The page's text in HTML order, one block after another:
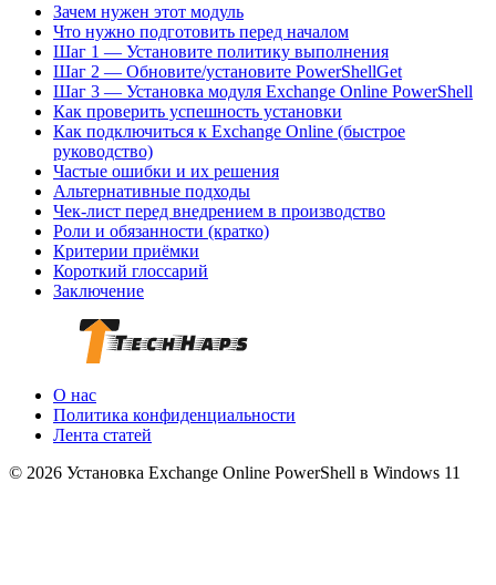
Зачем нужен этот модуль
Что нужно подготовить перед началом
Шаг 1 — Установите политику выполнения
Шаг 2 — Обновите/установите PowerShellGet
Шаг 3 — Установка модуля Exchange Online PowerShell
Как проверить успешность установки
Как подключиться к Exchange Online (быстрое
руководство)
Частые ошибки и их решения
Альтернативные подходы
Чек-лист перед внедрением в производство
Роли и обязанности (кратко)
Критерии приёмки
Короткий глоссарий
Заключение
О нас
Политика конфиденциальности
Лента статей
© 2026 Установка Exchange Online PowerShell в Windows 11